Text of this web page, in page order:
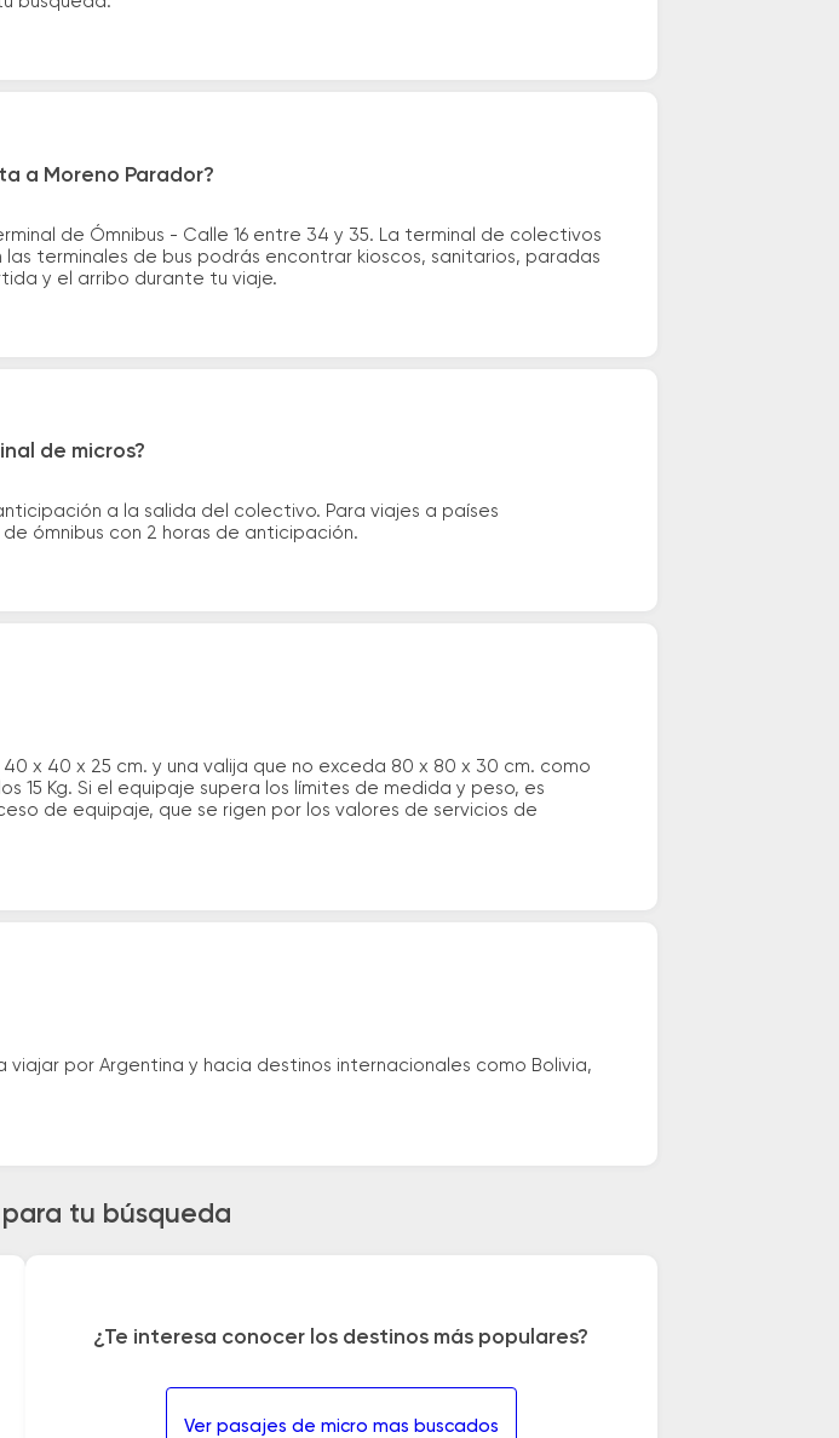
a Moreno Parador?
de Ómnibus - Calle 16 entre 34 y 35. La terminal de colectivos
terminales de bus podrás encontrar kioscos, sanitarios, paradas
y el arribo durante tu viaje.
de micros?
a la salida del colectivo. Para viajes a países
ómnibus con 2 horas de anticipación.
x 40 x 25 cm. y una valija que no exceda 80 x 80 x 30 cm. como
15 Kg. Si el equipaje supera los límites de medida y peso, es
de equipaje, que se rigen por los valores de servicios de
por Argentina y hacia destinos internacionales como Bolivia,
tu búsqueda
¿Te interesa conocer los destinos más populares?
Ver pasajes de micro mas buscados